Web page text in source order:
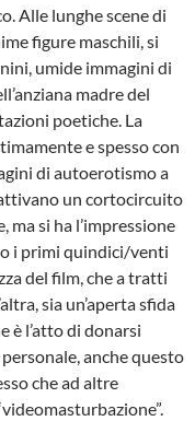
Alle lunghe scene di
figure maschili, si
umide immagini di
madre del
poetiche. La
e spesso con
di autoerotismo a
un cortocircuito
si ha l’impressione
i primi quindici/venti
del film, che a tratti
sia un’aperta sfida
è l’atto di donarsi
anche questo
che ad altre